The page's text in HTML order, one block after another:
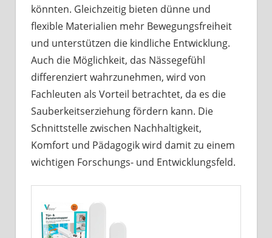
könnten. Gleichzeitig bieten dünne und
flexible Materialien mehr Bewegungsfreiheit
und unterstützen die kindliche Entwicklung.
Auch die Möglichkeit, das Nässegefühl
differenziert wahrzunehmen, wird von
Fachleuten als Vorteil betrachtet, da es die
Sauberkeitserziehung fördern kann. Die
Schnittstelle zwischen Nachhaltigkeit,
Komfort und Pädagogik wird damit zu einem
wichtigen Forschungs- und Entwicklungsfeld.